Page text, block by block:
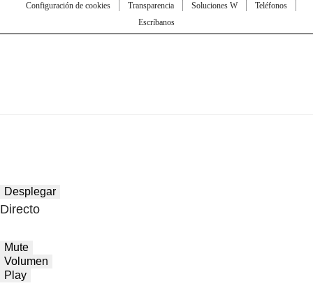
Configuración de cookies
Transparencia Soluciones W
Teléfonos
Escríbanos
Desplegar
Directo
Mute
Volumen
Play